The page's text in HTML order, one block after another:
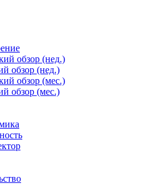
обзор (нед.)
обзор (нед.)
обзор (мес.)
обзор (мес.)